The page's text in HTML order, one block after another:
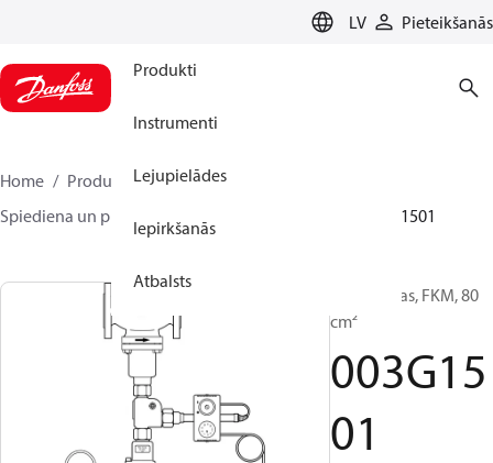
LV Pieteikšanās
Produkti
Instrumenti
Lejupielādes
Iepirkšanās
Atbalsts
Home Produkti
Climate Solutions apkurei
Spiediena un plūsmas kontrolieri
003G1501
Diafragmas, FKM, 80
cm²
003G15
01